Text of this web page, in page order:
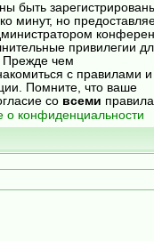
быть
минут, но
привилегии
Прежде чем
с правилами и
Помните, что ваше
со всеми
о конфиденциальности